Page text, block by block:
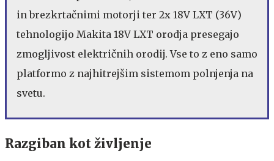
in brezkrtačnimi motorji ter 2x 18V LXT (36V)
tehnologijo Makita 18V LXT orodja presegajo
zmogljivost električnih orodij. Vse to z eno samo
platformo z najhitrejšim sistemom polnjenja na
svetu.
Razgiban kot življenje